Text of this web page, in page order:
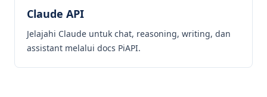
Claude API
Jelajahi Claude untuk chat, reasoning, writing, dan
assistant melalui docs PiAPI.